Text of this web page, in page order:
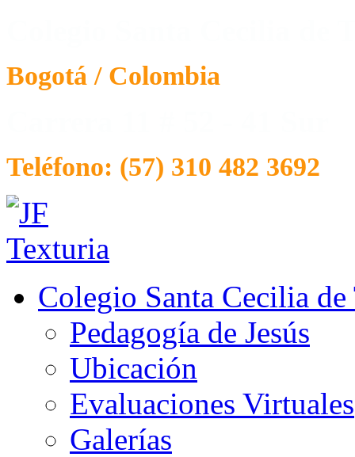
Bogotá / Colombia
Teléfono: (57) 310 482 3692
Colegio Santa Cecilia
Pedagogía de Jesús
Ubicación
Evaluaciones Virtuales
Galerías